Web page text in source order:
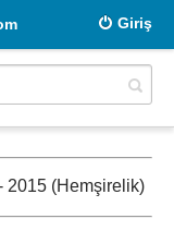
Giriş
2015 (Hemşirelik)